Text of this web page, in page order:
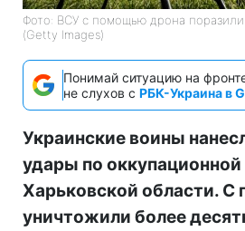
Фото: ВСУ с помощью дрона
(Getty Images)
Понимай ситуацию на
не слухов с РБК-Украина в
Украинские воины
удары по
Харьковской области.
уничтожили более